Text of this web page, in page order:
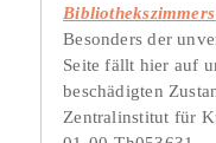
Besonders der
Seite fällt hier auf
beschädigten
Zentralinstitut für